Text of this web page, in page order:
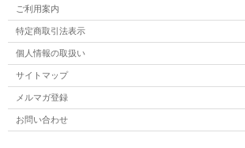
ご利用案内
特定商取引法表示
個人情報の取扱い
サイトマップ
メルマガ登録
お問い合わせ